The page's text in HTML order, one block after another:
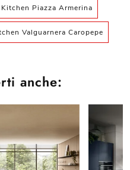
Piazza Armerina
Valguarnera Caropepe
anche: